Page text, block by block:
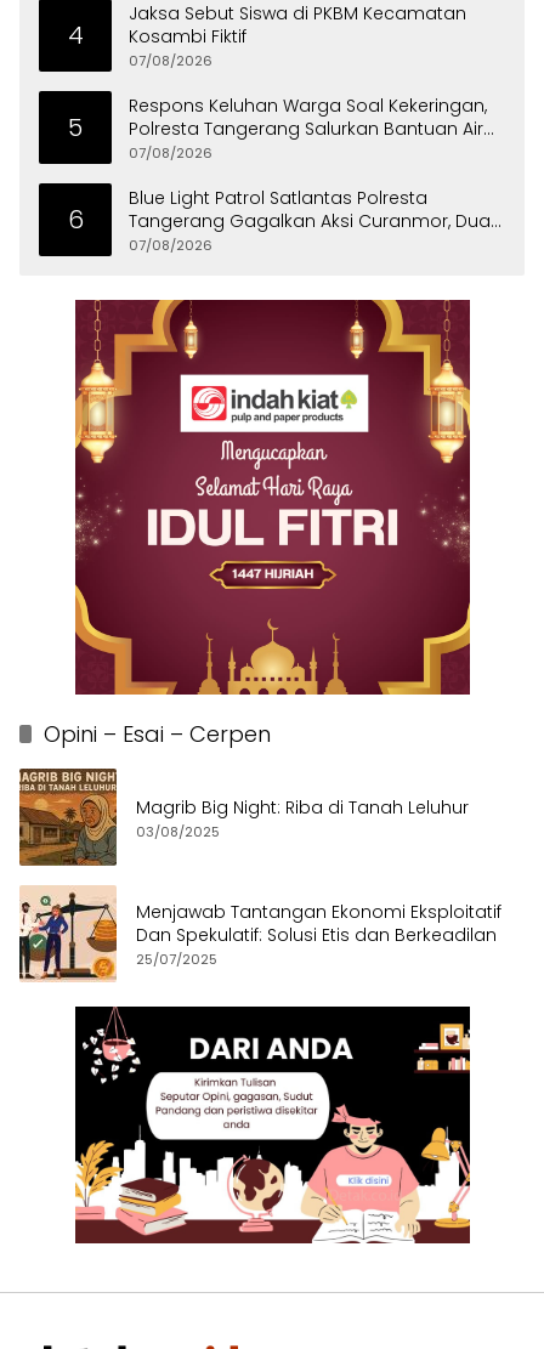
4
Jaksa Sebut Siswa di PKBM Kecamatan
Kosambi Fiktif
07/08/2026
5
Respons Keluhan Warga Soal Kekeringan,
Polresta Tangerang Salurkan Bantuan Air
Bersih ke Panongan
07/08/2026
6
Blue Light Patrol Satlantas Polresta
Tangerang Gagalkan Aksi Curanmor, Dua
Pria Diamankan
07/08/2026
Opini – Esai – Cerpen
Magrib Big Night: Riba di Tanah Leluhur
03/08/2025
Menjawab Tantangan Ekonomi Eksploitatif
Dan Spekulatif: Solusi Etis dan Berkeadilan
25/07/2025